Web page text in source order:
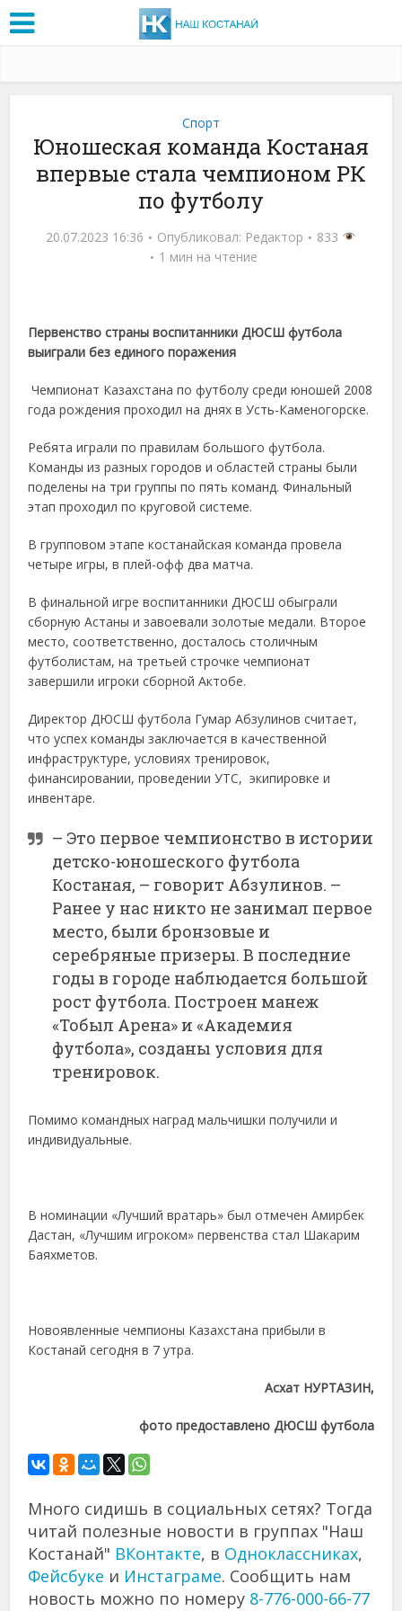
Спорт
Юношеская команда Костаная
впервые стала чемпионом РК
по футболу
20.07.2023 16:36 Опубликовал: Редактор
833
1 мин на чтение
Первенство страны воспитанники ДЮСШ футбола
выиграли без единого поражения
Чемпионат Казахстана по футболу среди юношей 2008
года рождения проходил на днях в Усть-Каменогорске.
Ребята играли по правилам большого футбола.
Команды из разных городов и областей страны были
поделены на три группы по пять команд. Финальный
этап проходил по круговой системе.
В групповом этапе костанайская команда провела
четыре игры, в плей-офф два матча.
В финальной игре воспитанники ДЮСШ обыграли
сборную Астаны и завоевали золотые медали. Второе
место, соответственно, досталось столичным
футболистам, на третьей строчке чемпионат
завершили игроки сборной Актобе.
Директор ДЮСШ футбола Гумар Абзулинов считает,
что успех команды заключается в качественной
инфраструктуре, условиях тренировок,
финансировании, проведении УТС, экипировке и
инвентаре.
– Это первое чемпионство в истории
детско-юношеского футбола
Костаная, – говорит Абзулинов. –
Ранее у нас никто не занимал первое
место, были бронзовые и
серебряные призеры. В последние
годы в городе наблюдается большой
рост футбола. Построен манеж
«Тобыл Арена» и «Академия
футбола», созданы условия для
тренировок.
Помимо командных наград мальчишки получили и
индивидуальные.
В номинации «Лучший вратарь» был отмечен Амирбек
Дастан, «Лучшим игроком» первенства стал Шакарим
Баяхметов.
Новоявленные чемпионы Казахстана прибыли в
Костанай сегодня в 7 утра.
Асхат НУРТАЗИН,
фото предоставлено ДЮСШ футбола
Много сидишь в социальных сетях? Тогда
читай полезные новости в группах "Наш
Костанай" ВКонтакте, в Одноклассниках,
Фейсбуке и Инстаграме. Сообщить нам
новость можно по номеру 8-776-000-66-77